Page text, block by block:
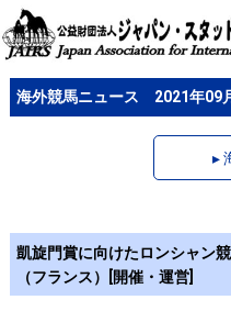
海外競馬ニュース 2021年09
▸
凱旋門賞に向けたロンシャン
（フランス）[開催・運営]